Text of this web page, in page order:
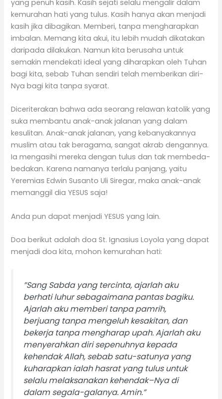
yang penuh kasih. Kasih sejati selalu mengalir dalam
kemurahan hati yang tulus. Kasih hanya akan menjadi
kasih jika dibagikan. Memberi, tanpa mengharapkan
imbalan. Memang kita akui, itu lebih mudah dikatakan
daripada dilakukan. Namun kita berusaha untuk
semakin mendekati ideal yang diharapkan oleh Tuhan
bagi kita, sebab Tuhan sendiri telah memberikan diri-
Nya bagi kita tanpa syarat.
Diceriterakan bahwa ada seorang relawan katolik yang
suka membantu anak-anak jalanan yang dalam
kesulitan. Anak-anak jalanan, yang kebanyakannya
muslim atau tak beragama, sangat akrab dengannya.
Ia mengasihi mereka dengan tulus dan tak membeda-
bedakan. Karena namanya terlalu panjang, yaitu
Yeremias Edwin Susanto Uli Siregar, maka anak-anak
memanggil dia YESUS saja!
Anda pun dapat menjadi YESUS yang lain.
Doa berikut adalah doa St. Ignasius Loyola yang dapat
menjadi doa kita, mohon kemurahan hati:
”Sang Sabda yang tercinta, ajarlah aku
berhati luhur sebagaimana pantas bagiku.
Ajarlah aku memberi tanpa pamrih,
berjuang tanpa mengeluh kesakitan, dan
bekerja tanpa mengharap upah. Ajarlah aku
menyerahkan diri sepenuhnya kepada
kehendak Allah, sebab satu-satunya yang
kuharapkan ialah hasrat yang tulus untuk
selalu melaksanakan kehendak–Nya di
dalam segala-galanya. Amin.”